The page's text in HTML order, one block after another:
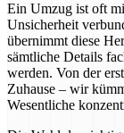
Ein Umzug ist oft
Unsicherheit
übernimmt diese
sämtliche Details
werden. Von der
Zuhause – wir
Wesentliche